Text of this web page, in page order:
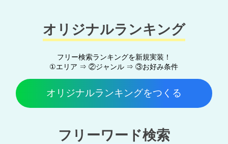
オリジナルランキング
フリー検索ランキングを新規実装！
①エリア ⇒ ②ジャンル ⇒ ③お好み条件
オリジナルランキングをつくる
フリーワード検索